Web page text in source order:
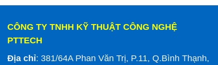
CÔNG TY TNHH KỸ THUẬT CÔNG NGHỆ
PTTECH
Địa chỉ: 381/64A Phan Văn Trị, P.11, Q.Bình Thạnh,